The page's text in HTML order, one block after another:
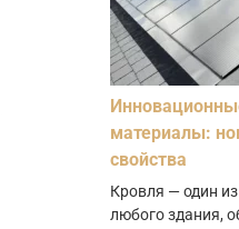
материалы:
свойства
Кровля — один
любого здания,